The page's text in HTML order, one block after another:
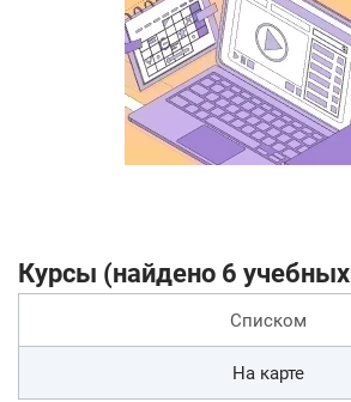
Курсы (найдено 6
Списком
На карте